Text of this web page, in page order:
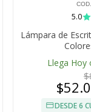
5.0
Lámpara de
Llega Hoy
DESDE 6